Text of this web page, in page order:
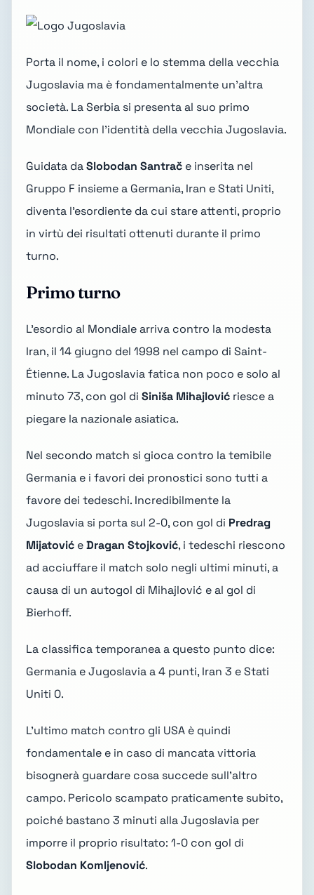
Porta il nome, i colori e lo stemma della vecchia
Jugoslavia ma è fondamentalmente un'altra
società. La Serbia si presenta al suo primo
Mondiale con l'identità della vecchia Jugoslavia.
Guidata daSlobodan Santrač e inserita nel
Gruppo F insieme a Germania, Iran e Stati Uniti,
diventa l'esordiente da cui stare attenti, proprio
in virtù dei risultati ottenuti durante il primo
turno.
Primo turno
L'esordio al Mondiale arriva contro la modesta
Iran, il 14 giugno del 1998 nel campo di Saint-
Étienne. La Jugoslavia fatica non poco e solo al
minuto 73, con gol di Siniša Mihajlović riesce a
piegare la nazionale asiatica.
Nel secondo match si gioca contro la temibile
Germania e i favori dei pronostici sono tutti a
favore dei tedeschi. Incredibilmente la
Jugoslavia si porta sul 2-0, con gol di Predrag
Mijatović eDragan Stojković, i tedeschi riescono
ad acciuffare il match solo negli ultimi minuti, a
causa di un autogol di Mihajlović e al gol di
Bierhoff.
La classifica temporanea a questo punto dice:
Germania e Jugoslavia a 4 punti, Iran 3 e Stati
Uniti 0.
L'ultimo match contro gli USA è quindi
fondamentale e in caso di mancata vittoria
bisognerà guardare cosa succede sull'altro
campo. Pericolo scampato praticamente subito,
poiché bastano 3 minuti alla Jugoslavia per
imporre il proprio risultato: 1-0 con gol di
Slobodan Komljenović.